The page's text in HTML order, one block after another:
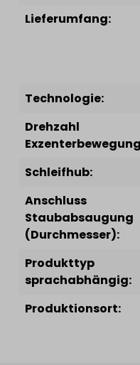
Lieferumfang:
Technologie:
Drehzahl
Schleifhub:
Anschluss
Staubabsaugung
(Durchmesser):
Produkttyp
sprachabhängig:
Produktionsort: